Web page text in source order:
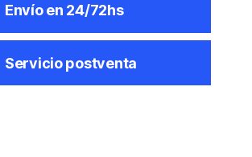
Envío en 24/72hs
Servicio postventa